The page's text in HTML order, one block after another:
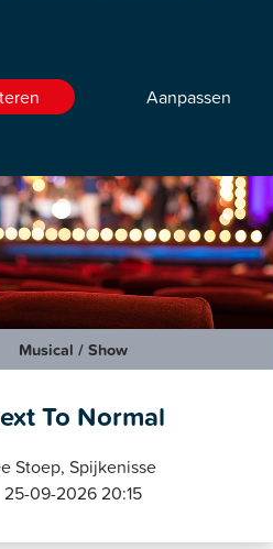
Musical / Show
To Normal
Stoep, Spijkenisse
25-09-2026 20:15
Aanpassen